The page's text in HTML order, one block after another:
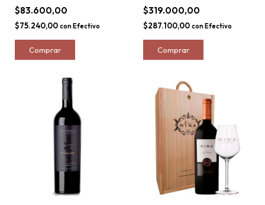
$83.600,00
$75.240,00 conEfectivo
$319.000,00
$287.100,00 conEfectivo